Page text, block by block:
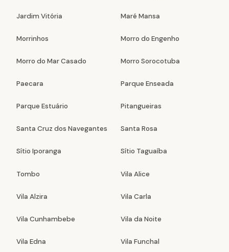
Jardim Vitória Maré Mansa
Morrinhos Morro do Engenho
Morro do Mar Casado Morro Sorocotuba
Paecara Parque Enseada
Parque Estuário Pitangueiras
Santa Cruz dos Navegantes Santa Rosa
Sítio Iporanga Sítio Taguaíba
Tombo Vila Alice
Vila Alzira Vila Carla
Vila Cunhambebe Vila da Noite
Vila Edna Vila Funchal